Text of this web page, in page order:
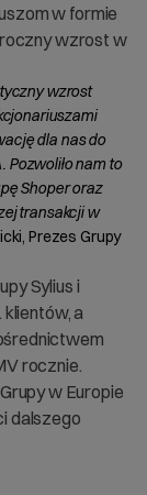
w formie
wzrost w
wzrost
dla nas do
nam to
Shoper oraz
transakcji w
Prezes Grupy
Sylius i
klientów, a
rocznie.
w Europie
dalszego